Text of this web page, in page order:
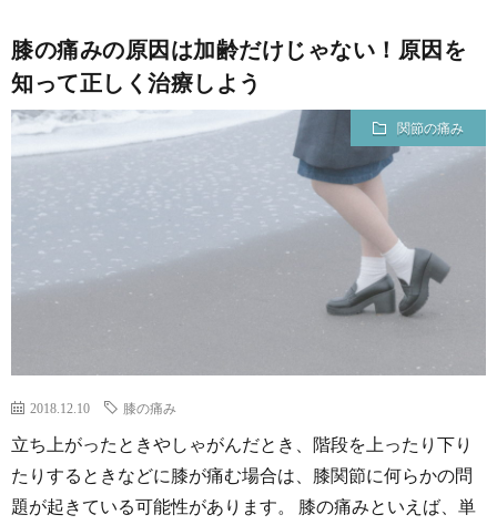
膝の痛みの原因は加齢だけじゃない！原因を
知って正しく治療しよう
関節の痛み
2018.12.10 膝の痛み
立ち上がったときやしゃがんだとき、階段を上ったり下り
たりするときなどに膝が痛む場合は、膝関節に何らかの問
題が起きている可能性があります。 膝の痛みといえば、単